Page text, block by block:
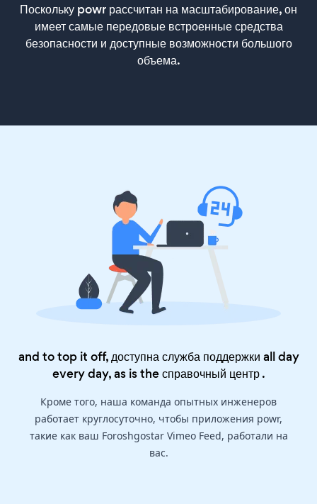
Поскольку powr рассчитан на масштабирование, он
имеет самые передовые встроенные средства
безопасности и доступные возможности большого
объема.
and to top it off, доступна служба поддержки all day
every day, as is theсправочный центр.
Кроме того, наша команда опытных инженеров
работает круглосуточно, чтобы приложения powr,
такие как ваш Foroshgostar Vimeo Feed, работали на
вас.